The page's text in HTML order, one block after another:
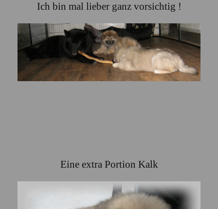
Ich bin mal lieber ganz vorsichtig !
Eine extra Portion Kalk